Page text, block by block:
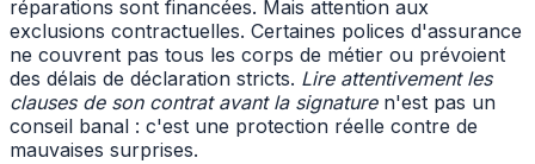
réparations sont financées. Mais attention aux
exclusions contractuelles. Certaines polices d'assurance
ne couvrent pas tous les corps de métier ou prévoient
des délais de déclaration stricts. Lire attentivement les
clauses de son contrat avant la signaturen'est pas un
conseil banal : c'est une protection réelle contre de
mauvaises surprises.